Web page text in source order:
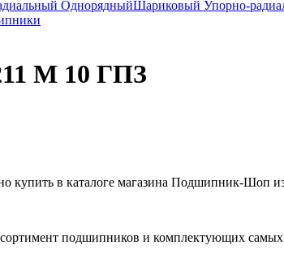
ОднорядныйШариковый Упорно-
М 10 ГПЗ
в каталоге магазина Подшипник-Шоп из
подшипников и комплектующих